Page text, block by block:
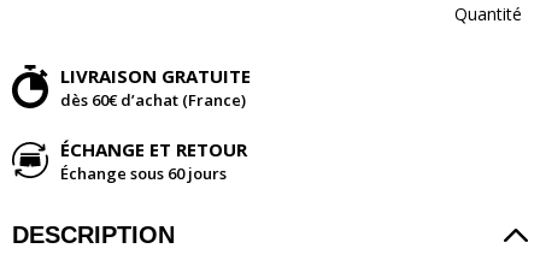
Quantité
LIVRAISON GRATUITE
dès 60€ d’achat (France)
ÉCHANGE ET RETOUR
Échange sous 60 jours
DESCRIPTION